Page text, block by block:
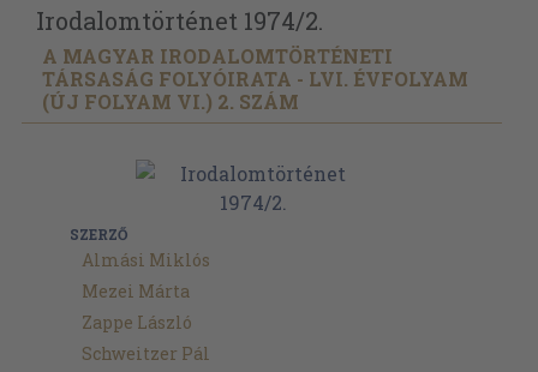
Irodalomtörténet 1974/2.
A MAGYAR IRODALOMTÖRTÉNETI
TÁRSASÁG FOLYÓIRATA - LVI. ÉVFOLYAM
(ÚJ FOLYAM VI.) 2. SZÁM
SZERZŐ
Almási Miklós
Mezei Márta
Zappe László
Schweitzer Pál